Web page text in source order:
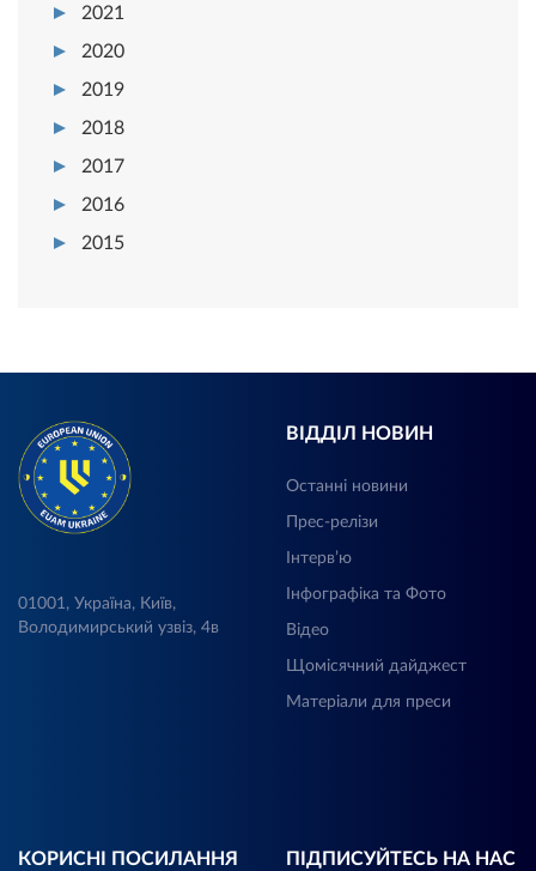
2021
2020
2019
2018
2017
2016
2015
01001, Україна, Київ,
Володимирський узвіз, 4в
ВІДДІЛ НОВИН
Останні новини
Прес-релізи
Інтерв’ю
Інфографіка та Фото
Відео
Щомісячний дайджест
Матеріали для преси
КОРИСНІ ПОСИЛАННЯ ПІДПИСУЙТЕСЬ НА НАС